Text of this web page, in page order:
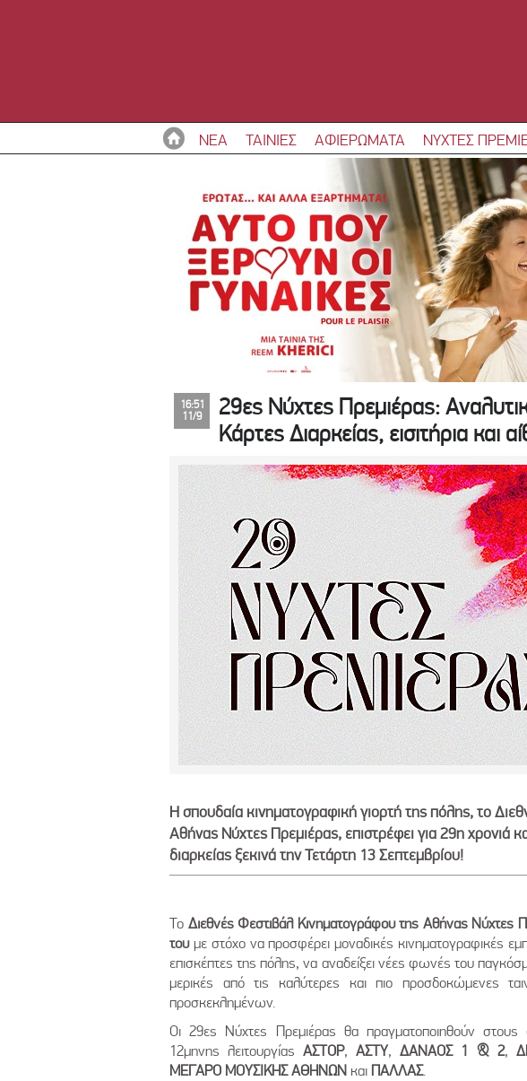
ΝΕΑ ΤΑΙΝΙΕΣ ΑΦΙΕΡΩΜΑΤΑ ΝΥΧΤΕΣ
16:51
11/9
29ες Νύχτες Πρεμιέρας:
Κάρτες Διαρκείας, εισιτήρια και
Η σπουδαία κινηματογραφική γιορτή της πόλης, το
Αθήνας Νύχτες Πρεμιέρας, επιστρέφει για 29η
διαρκείας ξεκινά την Τετάρτη 13 Σεπτεμβρίου!
Το Διεθνές Φεστιβάλ Κινηματογράφου της Αθήνας Νύχτες
του με στόχο να προσφέρει μοναδικές κινηματογραφικές
επισκέπτες της πόλης, να αναδείξει νέες φωνές του
μερικές από τις καλύτερες και πιο προσδοκώμενες
προσκεκλημένων.
Οι 29ες Νύχτες Πρεμιέρας θα πραγματοποιηθούν
12μηνης λειτουργίαςΑΣΤΟΡ,ΑΣΤΥ,ΔΑΝΑΟΣ 1 & 2,
ΜΕΓΑΡΟ ΜΟΥΣΙΚΗΣ ΑΘΗΝΩΝ και ΠΑΛΛΑΣ.